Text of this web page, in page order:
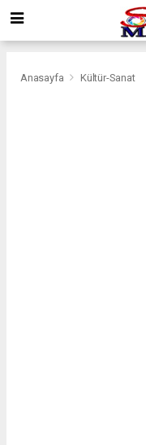
Anasayfa Kültür-Sanat